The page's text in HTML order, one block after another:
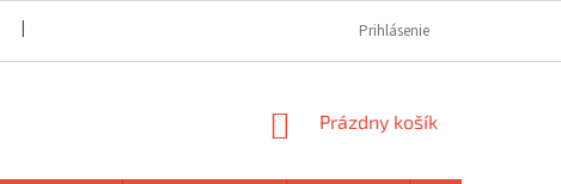
REKLAMAČNÝ FORMULÁR
Prihlásenie
NÁKUPNÝ
Prázdny košík